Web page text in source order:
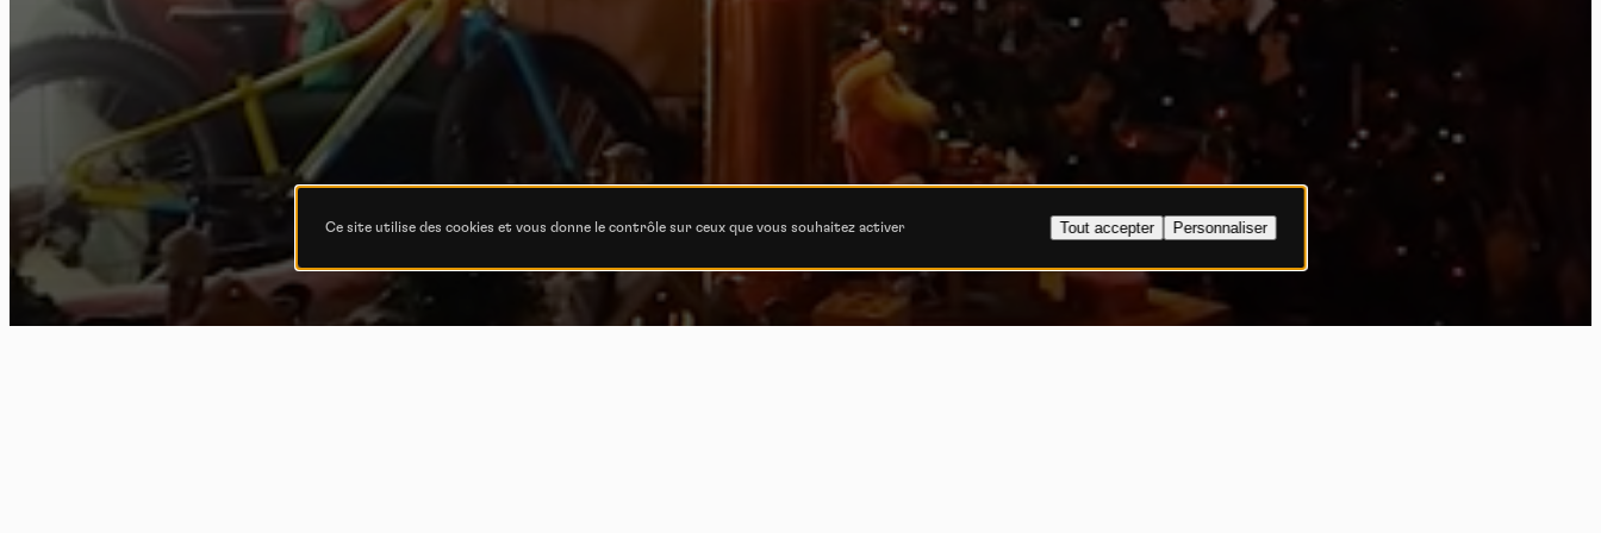
Ce site utilise des cookies et vous donne le contrôle sur ceux que vous souhaitez activer Tout accepter Personnaliser